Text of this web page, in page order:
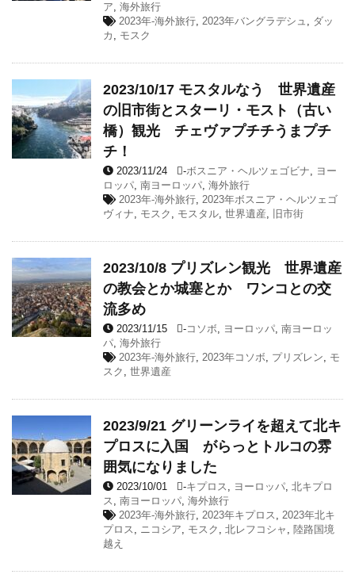
ア, 海外旅行
2023年-海外旅行, 2023年バングラデシュ , ダッ
カ , モスク
2023/10/17 モスタルなう 世界遺産
の旧市街とスターリ・モスト（古い
橋）観光 チェヴァプチチうまプチ
チ！
2023/11/24 -ボスニア・ヘルツェゴビナ, ヨー
ロッパ, 南ヨーロッパ, 海外旅行
2023年-海外旅行, 2023年ボスニア・ヘルツェゴ
ヴィナ, モスク , モスタル, 世界遺産, 旧市街
2023/10/8 プリズレン観光 世界遺産
の教会とか城塞とか ワンコとの交
流多め
2023/11/15 -コソボ, ヨーロッパ, 南ヨーロッ
パ, 海外旅行
2023年-海外旅行, 2023年コソボ, プリズレン, モ
スク , 世界遺産
2023/9/21 グリーンライを超えて北キ
プロスに入国 がらっとトルコの雰
囲気になりました
2023/10/01 -キプロス , ヨーロッパ, 北キプロ
ス , 南ヨーロッパ, 海外旅行
2023年-海外旅行, 2023年キプロス , 2023年北キ
プロス , ニコシア, モスク , 北レフコシャ , 陸路国境
越え